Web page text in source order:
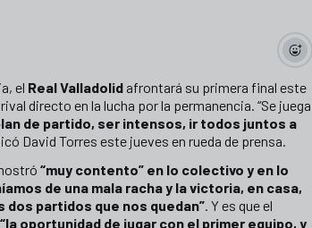
el Real Valladolid afrontará su primera final este
rival directo en la lucha por la permanencia. “Se juega
de partido, ser intensos, ir todos juntos a
David Torres este jueves en rueda de prensa.
“muy contento” en lo colectivo y en lo
de una mala racha y la victoria, en casa,
partidos que nos quedan”. Y es que el
oportunidad de jugar con el primer equipo, y